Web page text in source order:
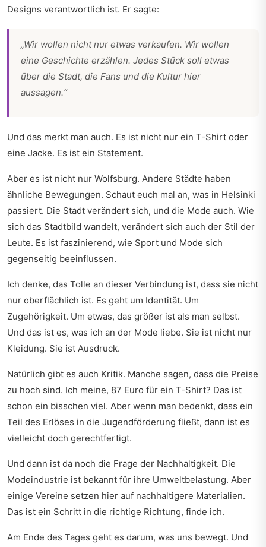
Designs verantwortlich ist. Er sagte:
„Wir wollen nicht nur etwas verkaufen. Wir wollen
eine Geschichte erzählen. Jedes Stück soll etwas
über die Stadt, die Fans und die Kultur hier
aussagen.“
Und das merkt man auch. Es ist nicht nur ein T-Shirt oder
eine Jacke. Es ist ein Statement.
Aber es ist nicht nur Wolfsburg. Andere Städte haben
ähnliche Bewegungen. Schaut euch mal an, was in Helsinki
passiert. Die Stadt verändert sich, und die Mode auch. Wie
sich das Stadtbild wandelt, verändert sich auch der Stil der
Leute. Es ist faszinierend, wie Sport und Mode sich
gegenseitig beeinflussen.
Ich denke, das Tolle an dieser Verbindung ist, dass sie nicht
nur oberflächlich ist. Es geht um Identität. Um
Zugehörigkeit. Um etwas, das größer ist als man selbst.
Und das ist es, was ich an der Mode liebe. Sie ist nicht nur
Kleidung. Sie ist Ausdruck.
Natürlich gibt es auch Kritik. Manche sagen, dass die Preise
zu hoch sind. Ich meine, 87 Euro für ein T-Shirt? Das ist
schon ein bisschen viel. Aber wenn man bedenkt, dass ein
Teil des Erlöses in die Jugendförderung fließt, dann ist es
vielleicht doch gerechtfertigt.
Und dann ist da noch die Frage der Nachhaltigkeit. Die
Modeindustrie ist bekannt für ihre Umweltbelastung. Aber
einige Vereine setzen hier auf nachhaltigere Materialien.
Das ist ein Schritt in die richtige Richtung, finde ich.
Am Ende des Tages geht es darum, was uns bewegt. Und